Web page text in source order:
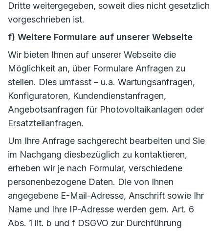
Dritte weitergegeben, soweit dies nicht gesetzlich
vorgeschrieben ist.
f) Weitere Formulare auf unserer Webseite
Wir bieten Ihnen auf unserer Webseite die
Möglichkeit an, über Formulare Anfragen zu
stellen. Dies umfasst – u.a. Wartungsanfragen,
Konfiguratoren, Kundendienstanfragen,
Angebotsanfragen für Photovoltaikanlagen oder
Ersatzteilanfragen.
Um Ihre Anfrage sachgerecht bearbeiten und Sie
im Nachgang diesbezüglich zu kontaktieren,
erheben wir je nach Formular, verschiedene
personenbezogene Daten. Die von Ihnen
angegebene E-Mail-Adresse, Anschrift sowie Ihr
Name und Ihre IP-Adresse werden gem. Art. 6
Abs. 1 lit. b und f DSGVO zur Durchführung